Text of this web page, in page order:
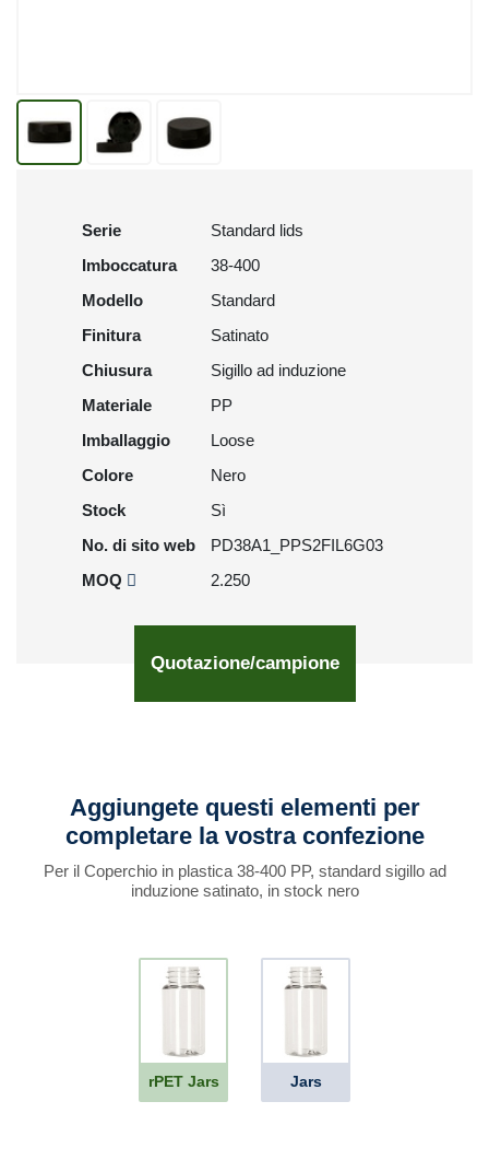
Serie
Standard lids
Imboccatura
38-400
Modello
Standard
Finitura
Satinato
Chiusura
Sigillo ad induzione
Materiale
PP
Imballaggio
Loose
Colore
Nero
Stock
Sì
No. di sito web
PD38A1_PPS2FIL6G03
MOQ
2.250
Quotazione/campione
Aggiungete questi elementi per
completare la vostra confezione
Per il Coperchio in plastica 38-400 PP, standard sigillo ad
induzione satinato, in stock nero
rPET Jars Jars